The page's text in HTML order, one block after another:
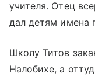
учителя. Отец
дал детям имена
Школу Титов
Налобихе, а